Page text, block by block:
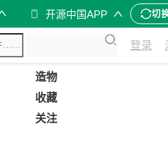
开源中国APP 切
登录
造物
收藏
关注